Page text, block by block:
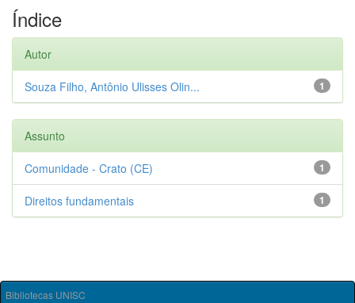
Índice
Autor
1
Souza Filho, Antônio Ulisses Olin...
Assunto
1
Comunidade - Crato (CE)
1
Direitos fundamentais
Bibliotecas UNISC